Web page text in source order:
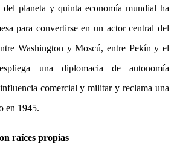
planeta y quinta economía mundial ha
para convertirse en un actor central del
Washington y Moscú, entre Pekín y el
una diplomacia de autonomía
comercial y militar y reclama una
en 1945.
raíces propias